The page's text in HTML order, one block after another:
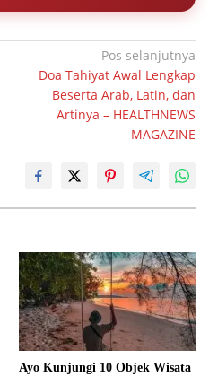
Pos selanjutnya
Doa Tahiyat Awal Lengkap
Beserta Arab, Latin, dan
Artinya – HEALTHNEWS
MAGAZINE
Ayo Kunjungi 10 Objek Wisata